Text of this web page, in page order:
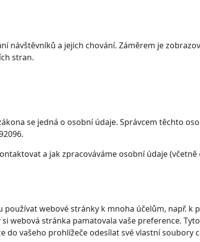
návštěvníků a jejich chování. Záměrem je
stran.
se jedná o osobní údaje. Správcem těchto
a jak zpracováváme osobní údaje
webové stránky k mnoha účelům, např.
webová stránka pamatovala vaše preference.
do vašeho prohlížeče odesílat své vlastní